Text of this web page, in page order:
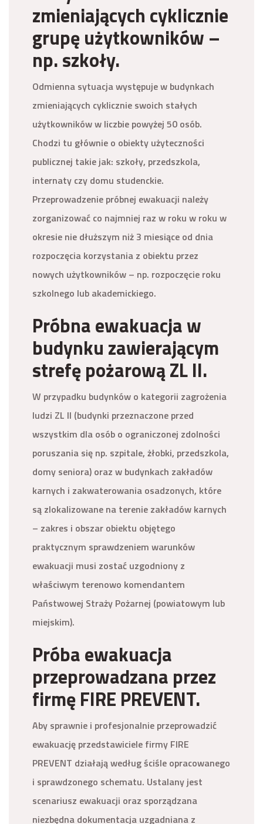
zmieniających cyklicznie
grupę użytkowników –
np. szkoły.
Odmienna sytuacja występuje w budynkach
zmieniających cyklicznie swoich stałych
użytkowników w liczbie powyżej 50 osób.
Chodzi tu głównie o obiekty użyteczności
publicznej takie jak: szkoły, przedszkola,
internaty czy domu studenckie.
Przeprowadzenie próbnej ewakuacji należy
zorganizować co najmniej raz w roku w roku w
okresie nie dłuższym niż 3 miesiące od dnia
rozpoczęcia korzystania z obiektu przez
nowych użytkowników – np. rozpoczęcie roku
szkolnego lub akademickiego.
Próbna ewakuacja w
budynku zawierającym
strefę pożarową ZL II.
W przypadku budynków o kategorii zagrożenia
ludzi ZL II (budynki przeznaczone przed
wszystkim dla osób o ograniczonej zdolności
poruszania się np. szpitale, żłobki, przedszkola,
domy seniora) oraz w budynkach zakładów
karnych i zakwaterowania osadzonych, które
są zlokalizowane na terenie zakładów karnych
– zakres i obszar obiektu objętego
praktycznym sprawdzeniem warunków
ewakuacji musi zostać uzgodniony z
właściwym terenowo komendantem
Państwowej Straży Pożarnej (powiatowym lub
miejskim).
Próba ewakuacja
przeprowadzana przez
firmę FIRE PREVENT.
Aby sprawnie i profesjonalnie przeprowadzić
ewakuację przedstawiciele firmy FIRE
PREVENT działają według ściśle opracowanego
i sprawdzonego schematu. Ustalany jest
scenariusz ewakuacji oraz sporządzana
niezbędna dokumentacja uzgadniana z